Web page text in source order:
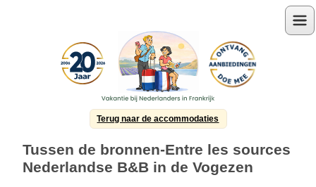
Menu
Terug naar de accommodaties
Tussen de bronnen-Entre les sources
Nederlandse B&B in de Vogezen